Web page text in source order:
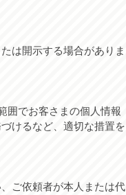
は開示する場合がありま
囲でお客さまの個人情報
けるなど、適切な措置を
ご依頼者が本人または代